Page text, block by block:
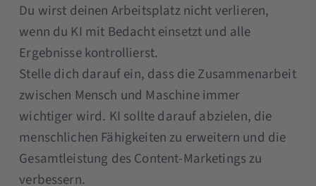
Du wirst deinen Arbeitsplatz nicht verlieren,
wenn du KI mit Bedacht einsetzt und alle
Ergebnisse kontrollierst.
Stelle dich darauf ein, dass die Zusammenarbeit
zwischen Mensch und Maschine immer
wichtiger wird. KI sollte darauf abzielen, die
menschlichen Fähigkeiten zu erweitern und die
Gesamtleistung des Content-Marketings zu
verbessern.